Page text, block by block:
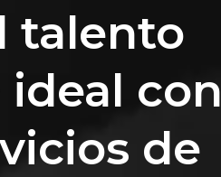
talento
con
de